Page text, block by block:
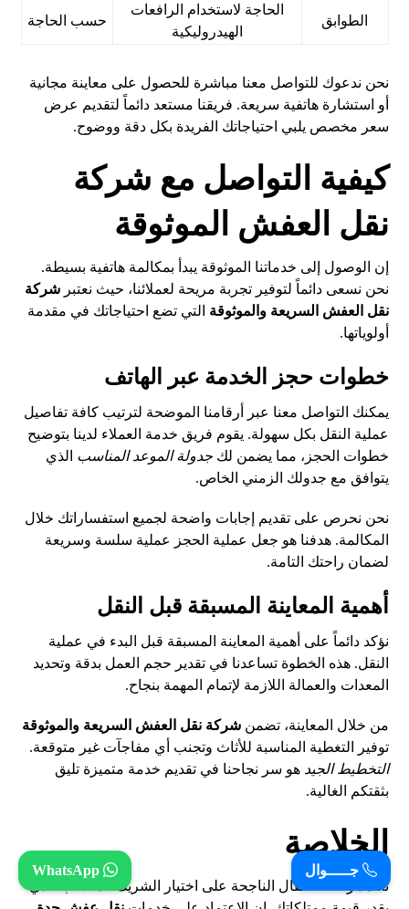
الطوابق
الحاجة لاستخدام الرافعات
الهيدروليكية
حسب الحاجة
نحن ندعوك للتواصل معنا مباشرة للحصول على معاينة مجانية
أو استشارة هاتفية سريعة. فريقنا مستعد دائماً لتقديم عرض
سعر مخصص يلبي احتياجاتك الفريدة بكل دقة ووضوح.
كيفية التواصل مع شركة
نقل العفش الموثوقة
إن الوصول إلى خدماتنا الموثوقة يبدأ بمكالمة هاتفية بسيطة.
نحن نسعى دائماً لتوفير تجربة مريحة لعملائنا، حيث نعتبرشركة
نقل العفش السريعة والموثوقة التي تضع احتياجاتك في مقدمة
أولوياتها.
خطوات حجز الخدمة عبر الهاتف
يمكنك التواصل معنا عبر أرقامنا الموضحة لترتيب كافة تفاصيل
عملية النقل بكل سهولة. يقوم فريق خدمة العملاء لدينا بتوضيح
خطوات الحجز، مما يضمن لكجدولة الموعد المناسب الذي
يتوافق مع جدولك الزمني الخاص.
نحن نحرص على تقديم إجابات واضحة لجميع استفساراتك خلال
المكالمة. هدفنا هو جعل عملية الحجز عملية سلسة وسريعة
لضمان راحتك التامة.
أهمية المعاينة المسبقة قبل النقل
نؤكد دائماً على أهمية المعاينة المسبقة قبل البدء في عملية
النقل. هذه الخطوة تساعدنا في تقدير حجم العمل بدقة وتحديد
المعدات والعمالة اللازمة لإتمام المهمة بنجاح.
من خلال المعاينة، تضمنشركة نقل العفش السريعة والموثوقة
توفير التغطية المناسبة للأثاث وتجنب أي مفاجآت غير متوقعة.
التخطيط الجيد هو سر نجاحنا في تقديم خدمة متميزة تليق
بثقتكم الغالية.
الخلاصة
تعتمد رحلة الانتقال الناجحة على اختيار الشريك المناسب الذي
جـــــوال